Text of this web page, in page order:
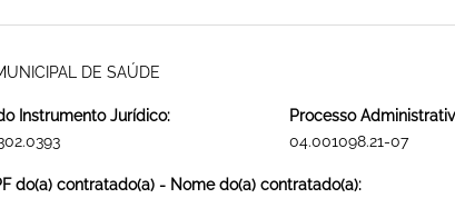
DE SAÚDE
Instrumento Jurídico:
Processo
04.001098.21-07
do(a) contratado(a) - Nome do(a) contratado(a):